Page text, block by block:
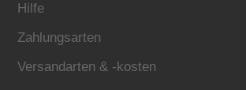
Hilfe
Zahlungsarten
Versandarten & -kosten